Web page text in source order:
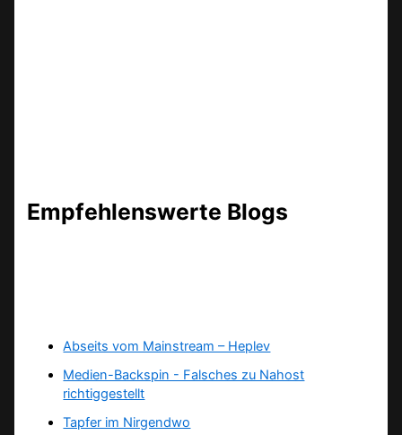
Empfehlenswerte Blogs
Abseits vom Mainstream – Heplev
Medien-Backspin - Falsches zu Nahost
richtiggestellt
Tapfer im Nirgendwo